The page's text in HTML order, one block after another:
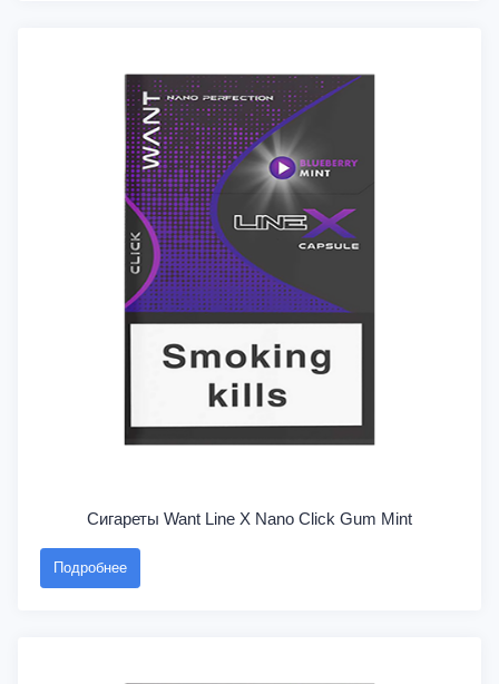
Сигареты Want Line X Nano Click Gum Mint
Подробнее